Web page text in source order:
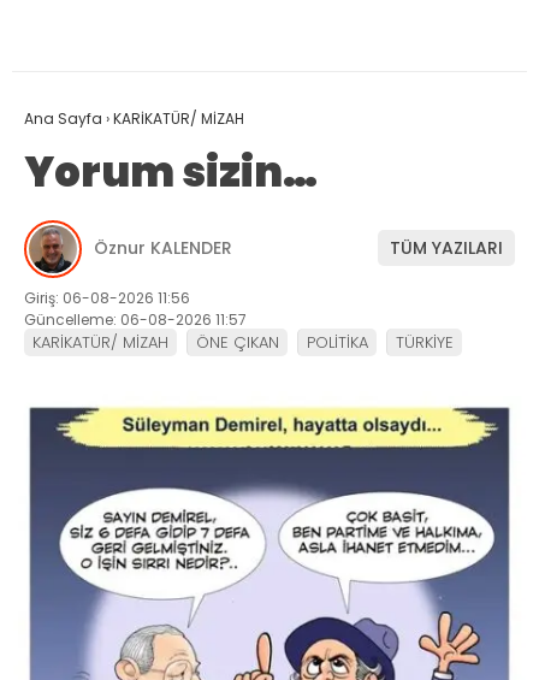
Ana Sayfa ›KARİKATÜR/ MİZAH
Yorum sizin…
Öznur KALENDER TÜM YAZILARI
Giriş: 06-08-2026 11:56
Güncelleme: 06-08-2026 11:57
KARİKATÜR/ MİZAH ÖNE ÇIKAN POLİTİKA TÜRKİYE